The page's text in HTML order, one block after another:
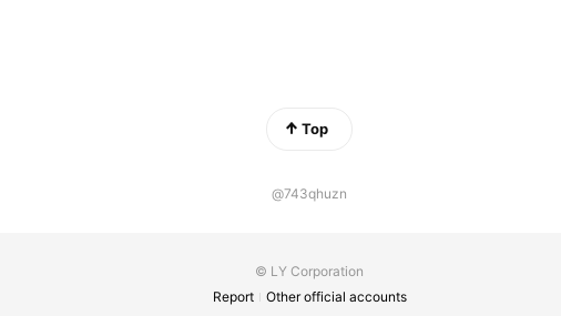
Top
@743qhuzn
© LY Corporation
Report
Other official accounts